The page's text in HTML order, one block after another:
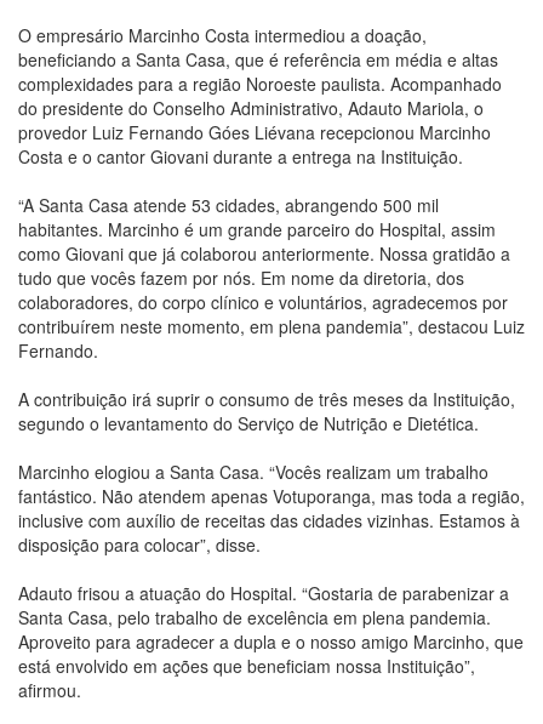
O empresário Marcinho Costa intermediou a doação,
beneficiando a Santa Casa, que é referência em média e altas
complexidades para a região Noroeste paulista. Acompanhado
do presidente do Conselho Administrativo, Adauto Mariola, o
provedor Luiz Fernando Góes Liévana recepcionou Marcinho
Costa e o cantor Giovani durante a entrega na Instituição.
“A Santa Casa atende 53 cidades, abrangendo 500 mil
habitantes. Marcinho é um grande parceiro do Hospital, assim
como Giovani que já colaborou anteriormente. Nossa gratidão a
tudo que vocês fazem por nós. Em nome da diretoria, dos
colaboradores, do corpo clínico e voluntários, agradecemos por
contribuírem neste momento, em plena pandemia”, destacou Luiz
Fernando.
A contribuição irá suprir o consumo de três meses da Instituição,
segundo o levantamento do Serviço de Nutrição e Dietética.
Marcinho elogiou a Santa Casa. “Vocês realizam um trabalho
fantástico. Não atendem apenas Votuporanga, mas toda a região,
inclusive com auxílio de receitas das cidades vizinhas. Estamos à
disposição para colocar”, disse.
Adauto frisou a atuação do Hospital. “Gostaria de parabenizar a
Santa Casa, pelo trabalho de excelência em plena pandemia.
Aproveito para agradecer a dupla e o nosso amigo Marcinho, que
está envolvido em ações que beneficiam nossa Instituição”,
afirmou.